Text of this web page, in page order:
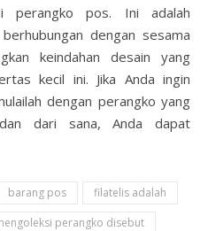
perangko pos. Ini adalah
dengan sesama
keindahan desain yang
kecil ini. Jika Anda ingin
dengan perangko yang
dari sana, Anda dapat
barang pos
filatelis adalah
perangko disebut